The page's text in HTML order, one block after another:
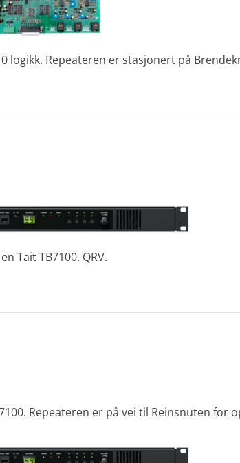
logikk. Repeateren er stasjonert på
Tait TB7100. QRV.
Repeateren er på vei til Reinsnuten for